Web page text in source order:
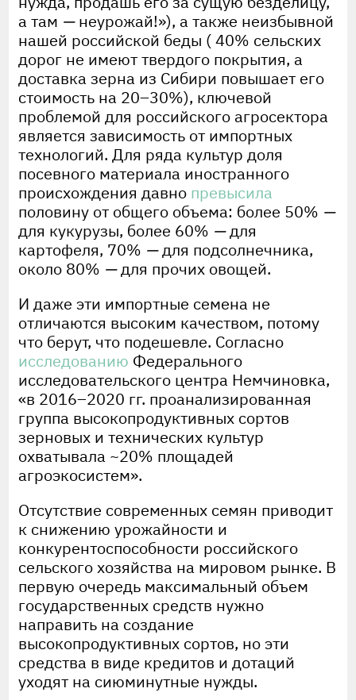
а там —неурожай!»), а также неизбывной
нашей российской беды ( 40% сельских
дорог не имеют твердого покрытия, а
доставка зерна из Сибири повышает его
стоимость на 20–30%), ключевой
проблемой для российского агросектора
является зависимость от импортных
технологий. Для ряда культур доля
посевного материала иностранного
происхождения давно превысила
половину от общего объема: более 50% —
для кукурузы, более 60% —для
картофеля, 70% —для подсолнечника,
около 80% —для прочих овощей.
И даже эти импортные семена не
отличаются высоким качеством, потому
что берут, что подешевле. Согласно
исследованию Федерального
исследовательского центра Немчиновка,
«в 2016–2020 гг. проанализированная
группа высокопродуктивных сортов
зерновых и технических культур
охватывала ~20% площадей
агроэкосистем».
Отсутствие современных семян приводит
к снижению урожайности и
конкурентоспособности российского
сельского хозяйства на мировом рынке. В
первую очередь максимальный объем
государственных средств нужно
направить на создание
высокопродуктивных сортов, но эти
средства в виде кредитов и дотаций
уходят на сиюминутные нужды.